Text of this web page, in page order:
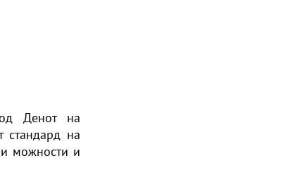
Денот на
стандард на
можности и